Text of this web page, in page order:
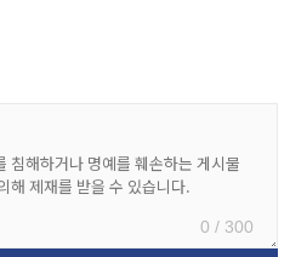
0 / 300